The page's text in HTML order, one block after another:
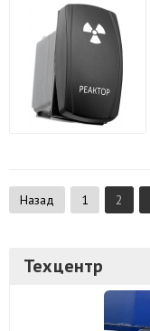
Назад 1 2
Техцентр